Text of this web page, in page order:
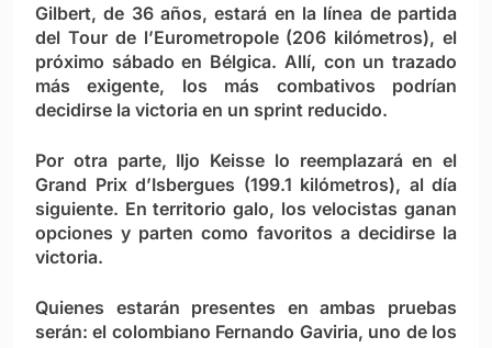
Gilbert, de 36 años, estará en la línea de partida
del Tour de l’Eurometropole (206 kilómetros), el
próximo sábado en Bélgica. Allí, con un trazado
más exigente, los más combativos podrían
decidirse la victoria en un sprint reducido.
Por otra parte, Iljo Keisse lo reemplazará en el
Grand Prix d’Isbergues (199.1 kilómetros), al día
siguiente. En territorio galo, los velocistas ganan
opciones y parten como favoritos a decidirse la
victoria.
Quienes estarán presentes en ambas pruebas
serán: el colombiano Fernando Gaviria, uno de los